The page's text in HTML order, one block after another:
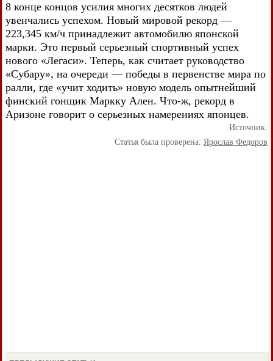
8 конце концов усилия многих десятков людей
увенчались успехом. Новый мировой рекорд —
223,345 км/ч принадлежит автомобилю японской
марки. Это первый серьезный спортивный успех
нового «Легаси». Теперь, как считает руководство
«Субару», на очереди — победы в первенстве мира по
ралли, где «учит ходить» новую модель опытнейший
финский гонщик Маркку Ален. Что-ж, рекорд в
Аризоне говорит о серьезных намерениях японцев.
Источник:
Статья была проверена: Ярослав Федоров